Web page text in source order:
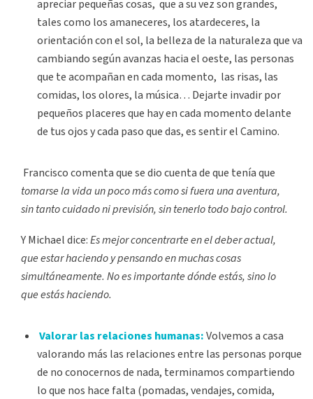
apreciar pequeñas cosas, que a su vez son grandes,
tales como los amaneceres, los atardeceres, la
orientación con el sol, la belleza de la naturaleza que va
cambiando según avanzas hacia el oeste, las personas
que te acompañan en cada momento, las risas, las
comidas, los olores, la música… Dejarte invadir por
pequeños placeres que hay en cada momento delante
de tus ojos y cada paso que das, es sentir el Camino.
Francisco comenta que se dio cuenta de que tenía que
tomarse la vida un poco más como si fuera una aventura,
sin tanto cuidado ni previsión, sin tenerlo todo bajo control.
Y Michael dice:Es mejor concentrarte en el deber actual,
que estar haciendo y pensando en muchas cosas
simultáneamente. No es importante dónde estás, sino lo
que estás haciendo.
Valorar las relaciones humanas:Volvemos a casa
valorando más las relaciones entre las personas porque
de no conocernos de nada, terminamos compartiendo
lo que nos hace falta (pomadas, vendajes, comida,